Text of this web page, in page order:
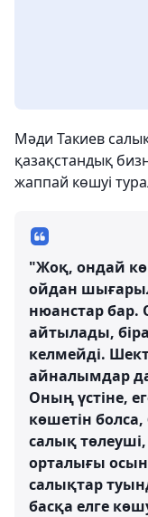
Мәди Такиев
қазақстандық
жаппай көшуі
"Жоқ, ондай
ойдан
нюанстар бар.
айтылады,
келмейді.
айналымдар
Оның үстіне,
көшетін
салық төлеуші,
орталығы
салықтар
басқа елге